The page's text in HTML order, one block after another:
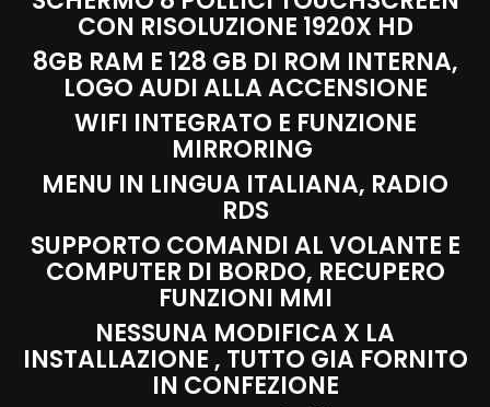
CON RISOLUZIONE 1920X HD
8GB RAM E 128 GB DI ROM INTERNA,
LOGO AUDI ALLA ACCENSIONE
WIFI INTEGRATO E FUNZIONE
MIRRORING
MENU IN LINGUA ITALIANA, RADIO
RDS
SUPPORTO COMANDI AL VOLANTE E
COMPUTER DI BORDO, RECUPERO
FUNZIONI MMI
NESSUNA MODIFICA X LA
INSTALLAZIONE , TUTTO GIA FORNITO
IN CONFEZIONE